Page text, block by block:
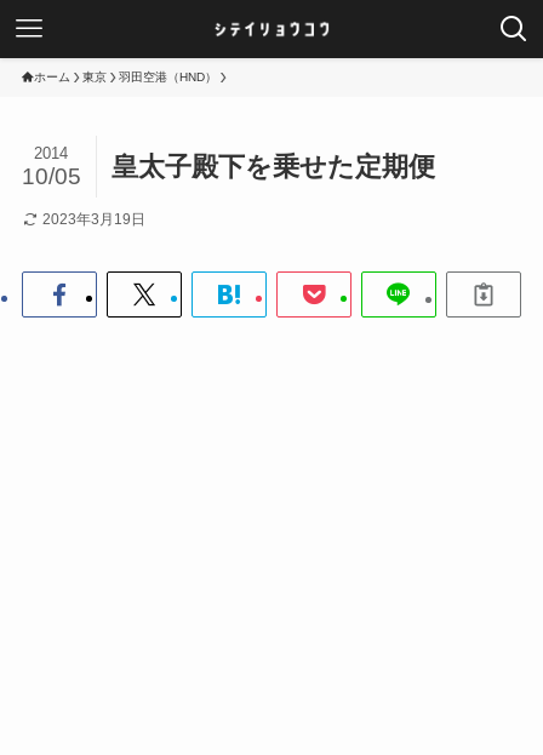
ホーム 東京 羽田空港（HND）
皇太子殿下を乗せた定期便
2014
10/05
2023年3月19日